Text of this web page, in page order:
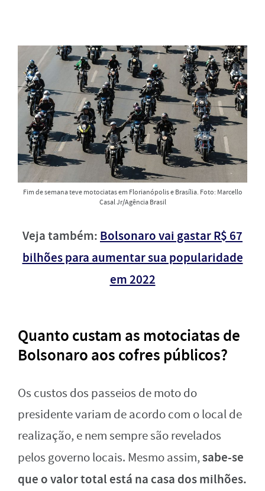
Fim de semana teve motociatas em Florianópolis e Brasília. Foto: Marcello
Casal Jr/Agência Brasil
Veja também: Bolsonaro vai gastar R$ 67
bilhões para aumentar sua popularidade
em 2022
Quanto custam as motociatas de
Bolsonaro aos cofres públicos?
Os custos dos passeios de moto do
presidente variam de acordo com o local de
realização, e nem sempre são revelados
pelos governo locais. Mesmo assim,sabe-se
que o valor total está na casa dos milhões.